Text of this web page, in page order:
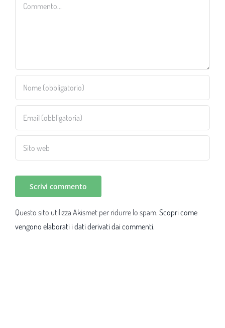
Questo sito utilizza Akismet per ridurre lo spam. Scopri come
vengono elaborati i dati derivati dai commenti.